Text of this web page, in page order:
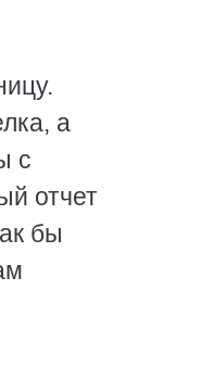
а
с
отчет
бы